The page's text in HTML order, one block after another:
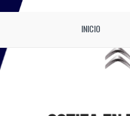
INICIO